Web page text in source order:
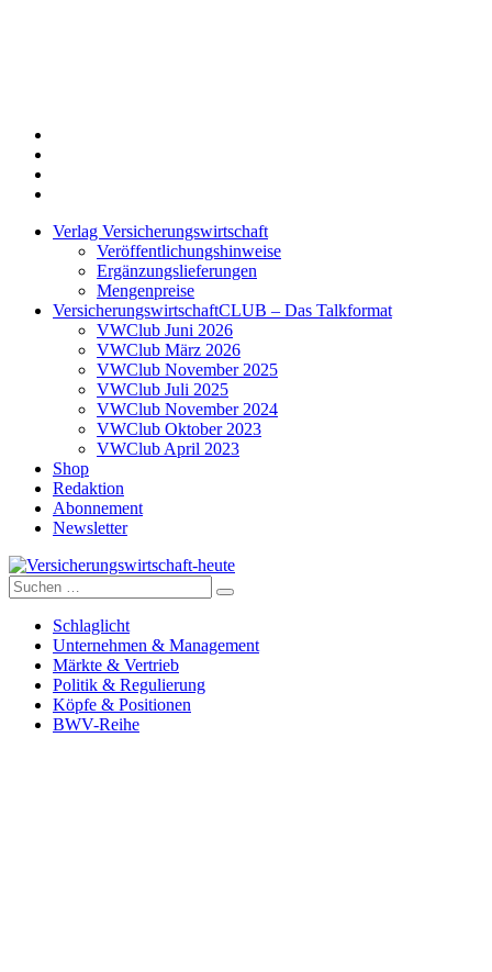
Verlag Versicherungswirtschaft
Veröffentlichungshinweise
Ergänzungslieferungen
Mengenpreise
VersicherungswirtschaftCLUB – Das Talkformat
VWClub Juni 2026
VWClub März 2026
VWClub November 2025
VWClub Juli 2025
VWClub November 2024
VWClub Oktober 2023
VWClub April 2023
Shop
Redaktion
Abonnement
Newsletter
Versicherungswirtschaft-heute
Suche
nach:
Schlaglicht
Unternehmen & Management
Märkte & Vertrieb
Politik & Regulierung
Köpfe & Positionen
BWV-Reihe